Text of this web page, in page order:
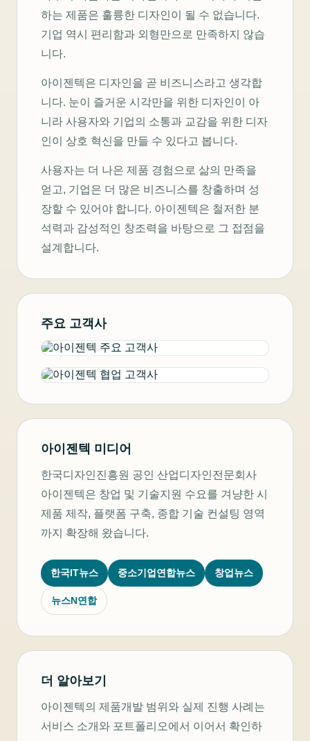
하는 제품은 훌륭한 디자인이 될 수 없습니다.
기업 역시 편리함과 외형만으로 만족하지 않습
니다.
아이젠텍은 디자인을 곧 비즈니스라고 생각합
니다. 눈이 즐거운 시각만을 위한 디자인이 아
니라 사용자와 기업의 소통과 교감을 위한 디자
인이 상호 혁신을 만들 수 있다고 봅니다.
사용자는 더 나은 제품 경험으로 삶의 만족을
얻고, 기업은 더 많은 비즈니스를 창출하며 성
장할 수 있어야 합니다. 아이젠텍은 철저한 분
석력과 감성적인 창조력을 바탕으로 그 접점을
설계합니다.
주요 고객사
아이젠텍 미디어
한국디자인진흥원 공인 산업디자인전문회사
아이젠텍은 창업 및 기술지원 수요를 겨냥한 시
제품 제작, 플랫폼 구축, 종합 기술 컨설팅 영역
까지 확장해 왔습니다.
한국IT뉴스 중소기업연합뉴스 창업뉴스
뉴스N연합
더 알아보기
아이젠텍의 제품개발 범위와 실제 진행 사례는
서비스 소개와 포트폴리오에서 이어서 확인하